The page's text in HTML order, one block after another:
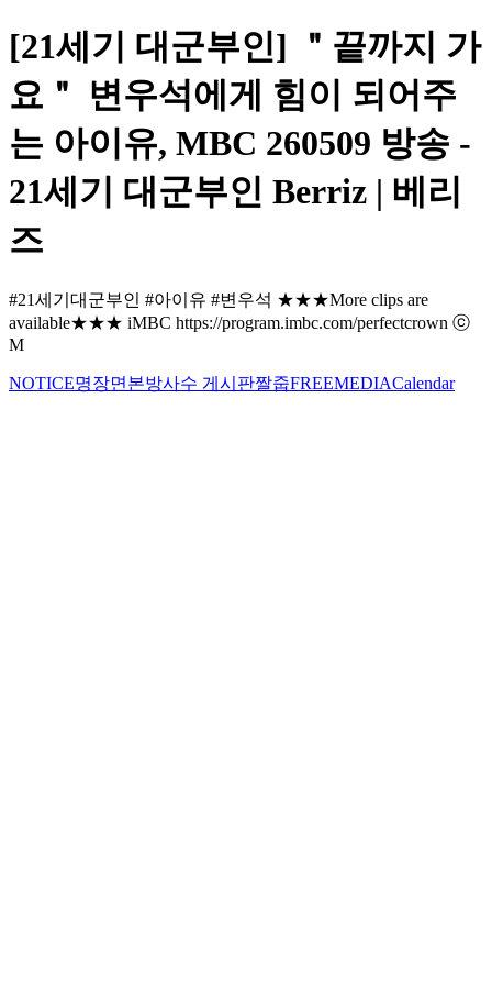
[21세기 대군부인] ＂끝까지 가
요＂ 변우석에게 힘이 되어주
는 아이유, MBC 260509 방송 -
21세기 대군부인 Berriz | 베리
즈
#21세기대군부인 #아이유 #변우석 ★★★More clips are
available★★★ iMBC https://program.imbc.com/perfectcrown ⓒ
M
NOTICE명장면 본방사수 게시판짤줍FREEMEDIACalendar